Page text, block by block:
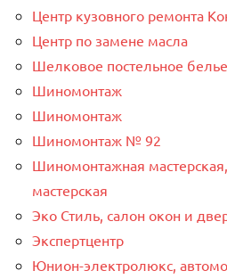
Центр кузовного ремонта
Центр по замене масла
Шелковое постельное белье
Шиномонтаж
Шиномонтаж
Шиномонтаж № 92
Шиномонтажная
мастерская
Эко Стиль, салон окон и
Экспертцентр
Юнион-электролюкс,